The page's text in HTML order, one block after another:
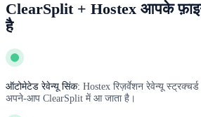
ClearSplit + Hostex आपके
है
ऑटोमेटेड रेवेन्यू सिंक: Hostex रिज़र्वेशन रेवेन्यू
अपने-आप ClearSplit में आ जाता है।